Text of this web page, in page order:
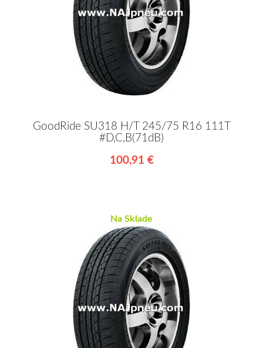
GoodRide SU318 H/T 245/75 R16 111T
#D,C,B(71dB)
100,91 €
Na Sklade